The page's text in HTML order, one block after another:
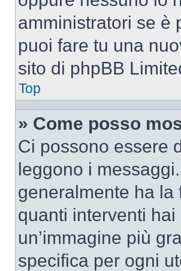
amministratori se è
puoi fare tu una
sito di phpBB
Top
» Come posso
Ci possono essere
leggono i
generalmente ha
quanti interventi
un’immagine più
specifica per ogni